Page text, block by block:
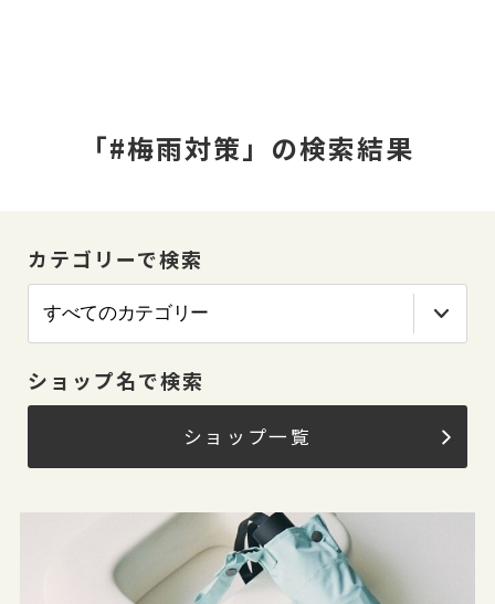
「#梅雨対策」の検索結果
カテゴリーで検索
ショップ名で検索
ショップ一覧